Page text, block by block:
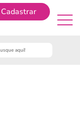
Cadastrar